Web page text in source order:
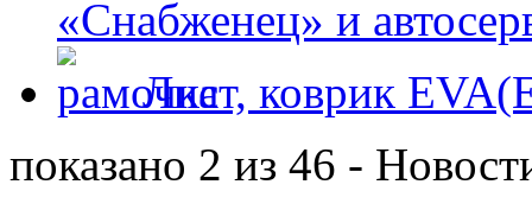
«Снабженец» и
Лист, коврик
показано 2 из 46 -